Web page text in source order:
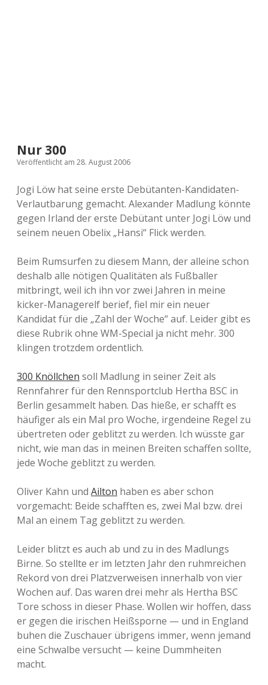
Nur 300
Veröffentlicht am 28. August 2006
Jogi Löw hat seine erste Debütanten-Kandidaten-
Verlautbarung gemacht. Alexander Madlung könnte
gegen Irland der erste Debütant unter Jogi Löw und
seinem neuen Obelix „Hansi“ Flick werden.
Beim Rumsurfen zu diesem Mann, der alleine schon
deshalb alle nötigen Qualitäten als Fußballer
mitbringt, weil ich ihn vor zwei Jahren in meine
kicker-Managerelf berief, fiel mir ein neuer
Kandidat für die „Zahl der Woche“ auf. Leider gibt es
diese Rubrik ohne WM-Special ja nicht mehr. 300
klingen trotzdem ordentlich.
300 Knöllchen soll Madlung in seiner Zeit als
Rennfahrer für den Rennsportclub Hertha BSC in
Berlin gesammelt haben. Das hieße, er schafft es
häufiger als ein Mal pro Woche, irgendeine Regel zu
übertreten oder geblitzt zu werden. Ich wüsste gar
nicht, wie man das in meinen Breiten schaffen sollte,
jede Woche geblitzt zu werden.
Oliver Kahn und Ailton haben es aber schon
vorgemacht: Beide schafften es, zwei Mal bzw. drei
Mal an einem Tag geblitzt zu werden.
Leider blitzt es auch ab und zu in des Madlungs
Birne. So stellte er im letzten Jahr den ruhmreichen
Rekord von drei Platzverweisen innerhalb von vier
Wochen auf. Das waren drei mehr als Hertha BSC
Tore schoss in dieser Phase. Wollen wir hoffen, dass
er gegen die irischen Heißsporne — und in England
buhen die Zuschauer übrigens immer, wenn jemand
eine Schwalbe versucht — keine Dummheiten
macht.